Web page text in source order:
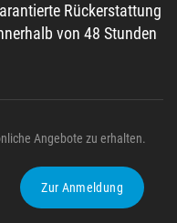
Rückerstattung
von 48 Stunden
Angebote zu erhalten.
Zur Anmeldung